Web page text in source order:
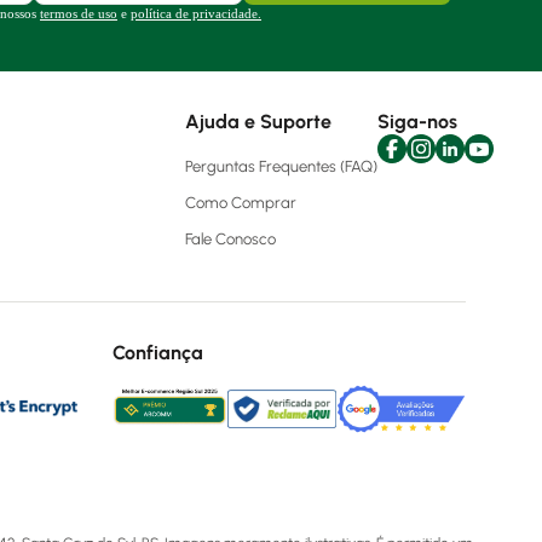
termos de uso e política de privacidade.
Ajuda e Suporte
Perguntas Frequentes (FAQ)
Como Comprar
Fale Conosco
Siga-nos
Confiança